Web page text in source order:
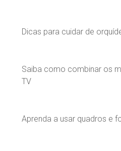
Dicas para cuidar de
Saiba como combinar os
TV
Aprenda a usar quadros e